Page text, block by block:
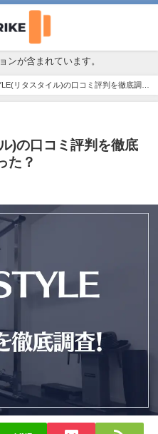
ンが含まれています。
リタスタイル)の口コミ評判を徹底調
)の口コミ評判を徹底
た？